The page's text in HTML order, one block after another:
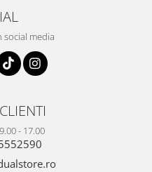
social media
- 17.00